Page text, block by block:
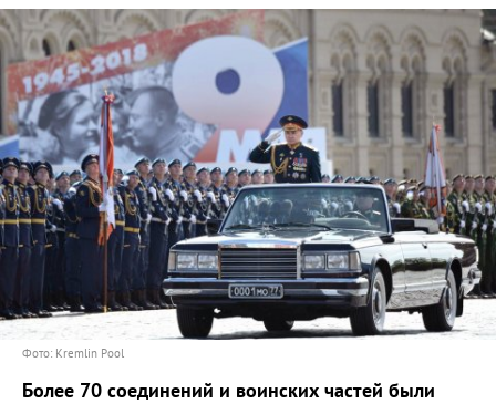
Фото: Kremlin Pool
Более 70 соединений и воинских частей были